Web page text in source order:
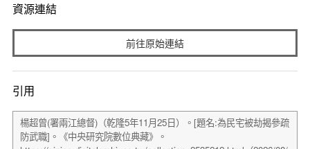
資源連結
前往原始連結
引用